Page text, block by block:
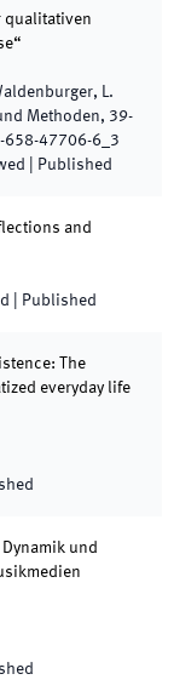
qualitativen
L.
Methoden, 39-
47706-6_3
Published
and
Published
The
everyday life
und